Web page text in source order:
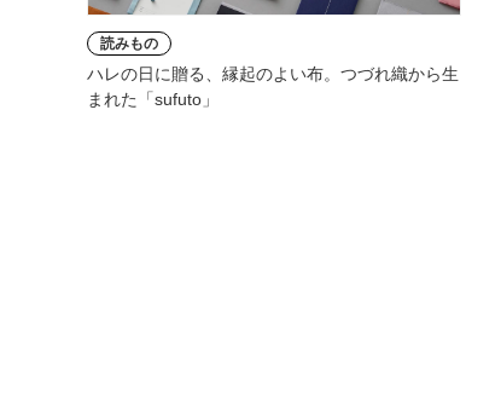
読みもの
ハレの日に贈る、縁起のよい布。つづれ織から生
まれた「sufuto」